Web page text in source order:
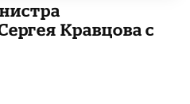
Кравцова с